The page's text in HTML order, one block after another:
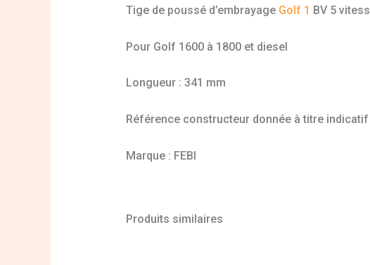
Tige de poussé d’embrayage Golf 1 BV 5
Pour Golf 1600 à 1800 et diesel
Longueur : 341 mm
Référence constructeur donnée à titre indicatif
Marque : FEBI
Produits similaires